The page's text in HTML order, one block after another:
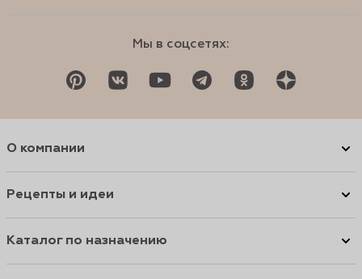
Мы в соцсетях:
О компании
Рецепты и идеи
Каталог по назначению